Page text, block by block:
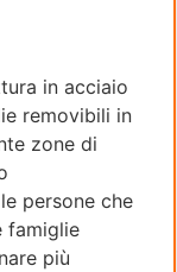
in acciaio
removibili in
zone di
persone che
famiglie
più